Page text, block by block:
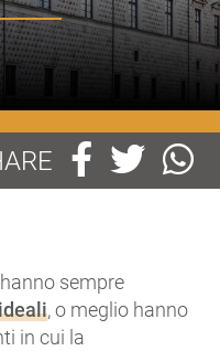
sempre
, o meglio hanno
in cui la